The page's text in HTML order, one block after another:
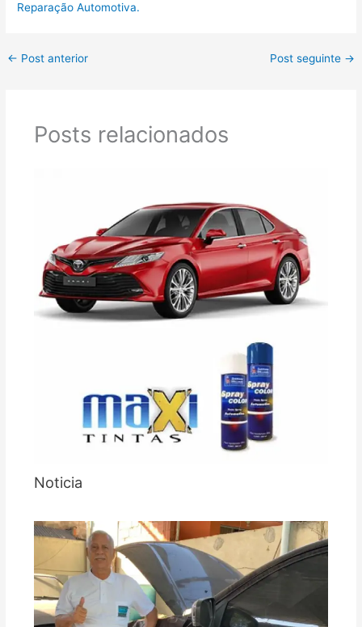
Reparação Automotiva.
← Post anterior Post seguinte →
Posts relacionados
Noticia